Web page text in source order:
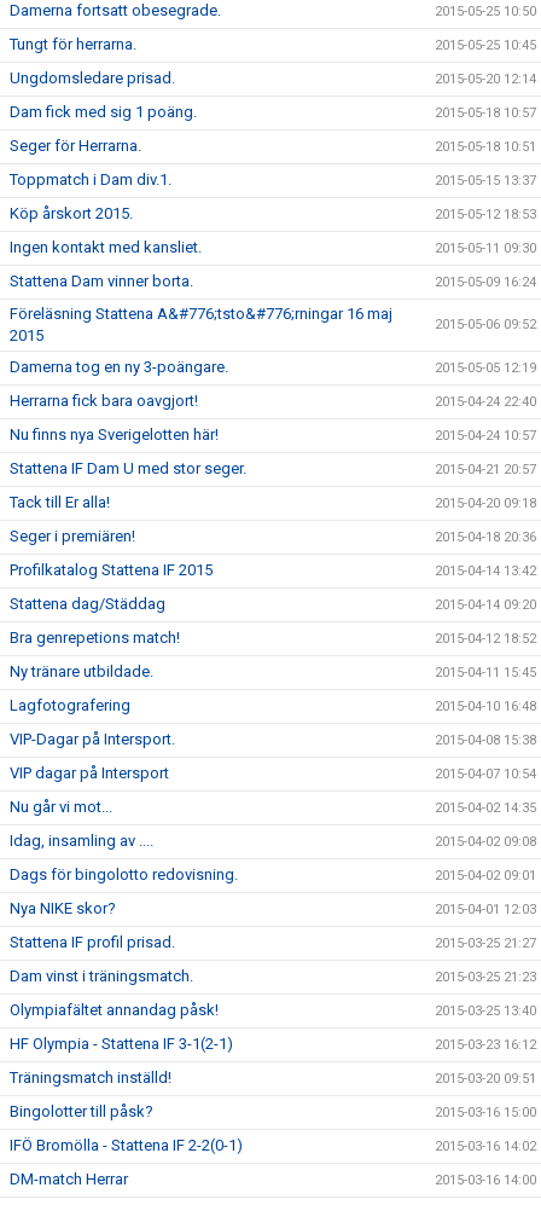
Damerna fortsatt obesegrade. 2015-05-25 10:50
Tungt för herrarna. 2015-05-25 10:45
Ungdomsledare prisad. 2015-05-20 12:14
Dam fick med sig 1 poäng. 2015-05-18 10:57
Seger för Herrarna. 2015-05-18 10:51
Toppmatch i Dam div.1. 2015-05-15 13:37
Köp årskort 2015. 2015-05-12 18:53
Ingen kontakt med kansliet. 2015-05-11 09:30
Stattena Dam vinner borta. 2015-05-09 16:24
Föreläsning Stattena A&#776;tsto&#776;rningar 16 maj
2015
2015-05-06 09:52
Damerna tog en ny 3-poängare. 2015-05-05 12:19
Herrarna fick bara oavgjort! 2015-04-24 22:40
Nu finns nya Sverigelotten här! 2015-04-24 10:57
Stattena IF Dam U med stor seger. 2015-04-21 20:57
Tack till Er alla! 2015-04-20 09:18
Seger i premiären! 2015-04-18 20:36
Profilkatalog Stattena IF 2015 2015-04-14 13:42
Stattena dag/Städdag 2015-04-14 09:20
Bra genrepetions match! 2015-04-12 18:52
Ny tränare utbildade. 2015-04-11 15:45
Lagfotografering 2015-04-10 16:48
VIP-Dagar på Intersport. 2015-04-08 15:38
VIP dagar på Intersport 2015-04-07 10:54
Nu går vi mot... 2015-04-02 14:35
Idag, insamling av .... 2015-04-02 09:08
Dags för bingolotto redovisning. 2015-04-02 09:01
Nya NIKE skor? 2015-04-01 12:03
Stattena IF profil prisad. 2015-03-25 21:27
Dam vinst i träningsmatch. 2015-03-25 21:23
Olympiafältet annandag påsk! 2015-03-25 13:40
HF Olympia - Stattena IF 3-1(2-1) 2015-03-23 16:12
Träningsmatch inställd! 2015-03-20 09:51
Bingolotter till påsk? 2015-03-16 15:00
IFÖ Bromölla - Stattena IF 2-2(0-1) 2015-03-16 14:02
DM-match Herrar 2015-03-16 14:00